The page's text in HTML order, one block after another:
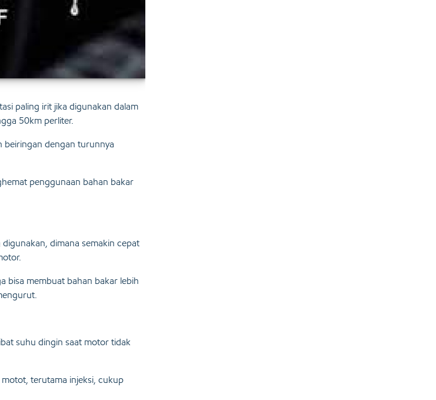
paling irit jika digunakan dalam
50km perliter.
beiringan dengan turunnya
penggunaan bahan bakar
dimana semakin cepat
bisa membuat bahan bakar lebih
suhu dingin saat motor tidak
terutama injeksi, cukup